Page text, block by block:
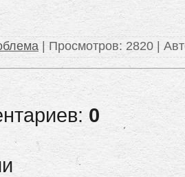
| Просмотров: 2820 |
0